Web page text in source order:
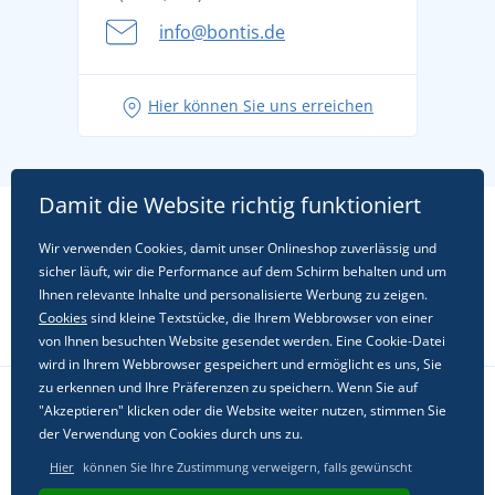
info@bontis.de
Hier können Sie uns erreichen
Folgen Sie uns in sozialen Netzwerken
Damit die Website richtig funktioniert
Wir verwenden Cookies, damit unser Onlineshop zuverlässig und
sicher läuft, wir die Performance auf dem Schirm behalten und um
Ihnen relevante Inhalte und personalisierte Werbung zu zeigen.
Cookiessind kleine Textstücke, die Ihrem Webbrowser von einer
von Ihnen besuchten Website gesendet werden. Eine Cookie-Datei
wird in Ihrem Webbrowser gespeichert und ermöglicht es uns, Sie
zu erkennen und Ihre Präferenzen zu speichern. Wenn Sie auf
"Akzeptieren" klicken oder die Website weiter nutzen, stimmen Sie
der Verwendung von Cookies durch uns zu.
Hier können Sie Ihre Zustimmung verweigern, falls gewünscht